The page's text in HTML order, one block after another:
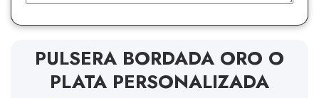
PULSERA BORDADA ORO O
PLATA PERSONALIZADA